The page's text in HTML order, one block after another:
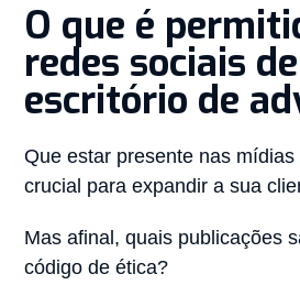
O que é
redes sociais
escritório de
Que estar presente nas
crucial para expandir a sua
Mas afinal, quais publicações
código de ética?⠀⠀